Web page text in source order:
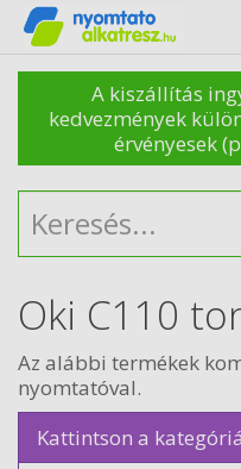
A kiszállítás
kedvezmények
érvényesek
Oki C110
Az alábbi termékek
nyomtatóval.
Kattintson a